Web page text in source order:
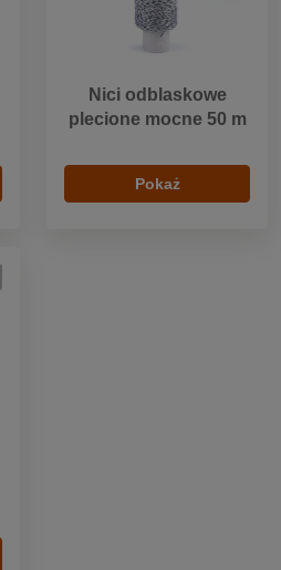
Nici odblaskowe
plecione mocne 50 m
Pokaż